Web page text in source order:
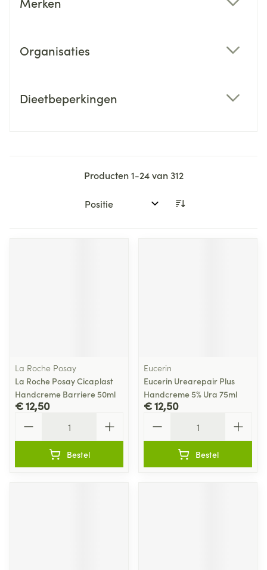
Organisaties
Dieetbeperkingen
Producten1-24van312
Sorteer op:
La Roche Posay
La Roche Posay Cicaplast
Handcreme Barriere 50ml
€ 12,50
Bestel
Eucerin
Eucerin Urearepair Plus
Handcreme 5% Ura 75ml
€ 12,50
Bestel